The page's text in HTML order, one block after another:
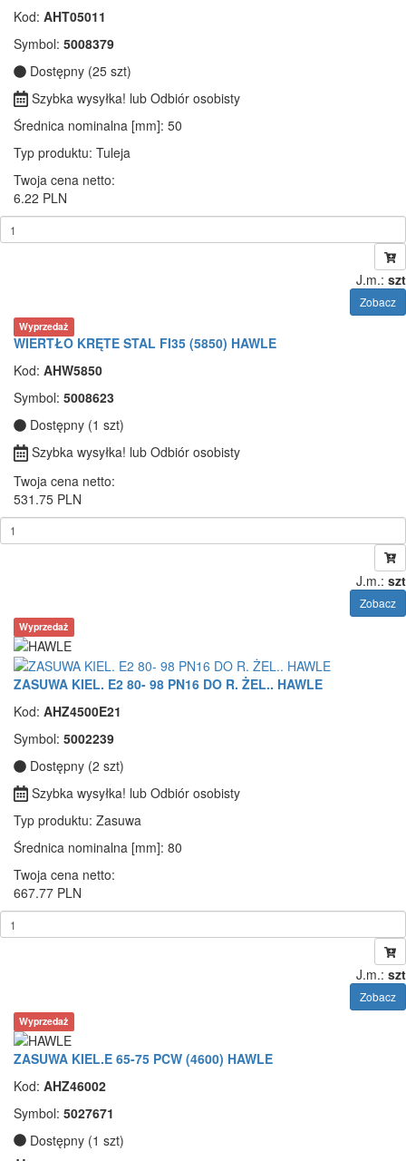
Kod: AHT05011
Symbol: 5008379
Dostępny (25 szt)
Szybka wysyłka! lub Odbiór osobisty
Średnica nominalna [mm]: 50
Typ produktu: Tuleja
Twoja cena netto:
6.22 PLN
J.m.: szt
Zobacz
Wyprzedaż
WIERTŁO KRĘTE STAL FI35 (5850) HAWLE
Kod: AHW5850
Symbol: 5008623
Dostępny (1 szt)
Szybka wysyłka! lub Odbiór osobisty
Twoja cena netto:
531.75 PLN
J.m.: szt
Zobacz
Wyprzedaż
ZASUWA KIEL. E2 80- 98 PN16 DO R. ŻEL.. HAWLE
Kod: AHZ4500E21
Symbol: 5002239
Dostępny (2 szt)
Szybka wysyłka! lub Odbiór osobisty
Typ produktu: Zasuwa
Średnica nominalna [mm]: 80
Twoja cena netto:
667.77 PLN
J.m.: szt
Zobacz
Wyprzedaż
ZASUWA KIEL.E 65-75 PCW (4600) HAWLE
Kod: AHZ46002
Symbol: 5027671
Dostępny (1 szt)